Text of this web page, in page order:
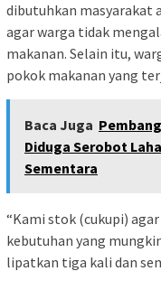
dibutuhkan masyarakat
agar warga tidak
makanan. Selain itu,
pokok makanan yang
Baca Juga
Diduga Serobot
Sementara
“Kami stok (cukupi)
kebutuhan yang
lipatkan tiga kali dan